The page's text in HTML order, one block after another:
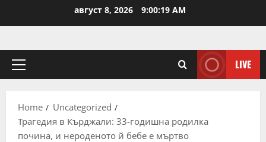
август 8, 2026 9:00:20 AM
Primary
LIVE
Home
Uncategorized
Трагедия в Кърджали: 33-годишна родилка
почина, и нероденото й бебе е мъртво